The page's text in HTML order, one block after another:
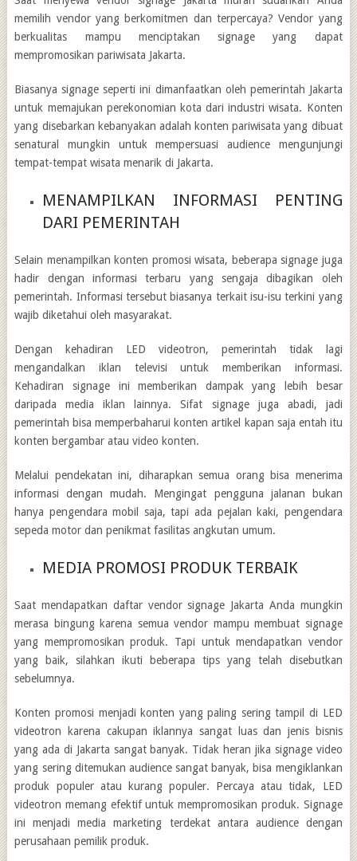
memilih vendor yang berkomitmen dan terpercaya? Vendor yang
berkualitas mampu menciptakan signage yang dapat
mempromosikan pariwisata Jakarta.
Biasanya signage seperti ini dimanfaatkan oleh pemerintah Jakarta
untuk memajukan perekonomian kota dari industri wisata. Konten
yang disebarkan kebanyakan adalah konten pariwisata yang dibuat
senatural mungkin untuk mempersuasi audience mengunjungi
tempat-tempat wisata menarik di Jakarta.
MENAMPILKAN INFORMASI PENTING
DARI PEMERINTAH
Selain menampilkan konten promosi wisata, beberapa signage juga
hadir dengan informasi terbaru yang sengaja dibagikan oleh
pemerintah. Informasi tersebut biasanya terkait isu-isu terkini yang
wajib diketahui oleh masyarakat.
Dengan kehadiran LED videotron, pemerintah tidak lagi
mengandalkan iklan televisi untuk memberikan informasi.
Kehadiran signage ini memberikan dampak yang lebih besar
daripada media iklan lainnya. Sifat signage juga abadi, jadi
pemerintah bisa memperbaharui konten artikel kapan saja entah itu
konten bergambar atau video konten.
Melalui pendekatan ini, diharapkan semua orang bisa menerima
informasi dengan mudah. Mengingat pengguna jalanan bukan
hanya pengendara mobil saja, tapi ada pejalan kaki, pengendara
sepeda motor dan penikmat fasilitas angkutan umum.
MEDIA PROMOSI PRODUK TERBAIK
Saat mendapatkan daftar vendor signage Jakarta Anda mungkin
merasa bingung karena semua vendor mampu membuat signage
yang mempromosikan produk. Tapi untuk mendapatkan vendor
yang baik, silahkan ikuti beberapa tips yang telah disebutkan
sebelumnya.
Konten promosi menjadi konten yang paling sering tampil di LED
videotron karena cakupan iklannya sangat luas dan jenis bisnis
yang ada di Jakarta sangat banyak. Tidak heran jika signage video
yang sering ditemukan audience sangat banyak, bisa mengiklankan
produk populer atau kurang populer. Percaya atau tidak, LED
videotron memang efektif untuk mempromosikan produk. Signage
ini menjadi media marketing terdekat antara audience dengan
perusahaan pemilik produk.